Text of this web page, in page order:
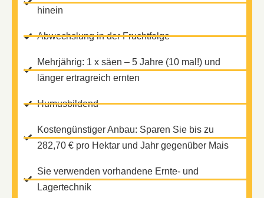
hinein
Abwechslung in der Fruchtfolge
Mehrjährig: 1 x säen – 5 Jahre (10 mal!) und
länger ertragreich ernten
Humusbildend
Kostengünstiger Anbau: Sparen Sie bis zu
282,70 € pro Hektar und Jahr gegenüber Mais
Sie verwenden vorhandene Ernte- und
Lagertechnik